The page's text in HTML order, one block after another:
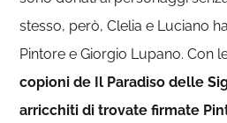
stesso, però, Clelia e Luciano
Pintore e Giorgio Lupano. Con
copioni de Il Paradiso delle
arricchiti di trovate firmate